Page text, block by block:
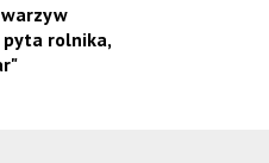
pyta rolnika,